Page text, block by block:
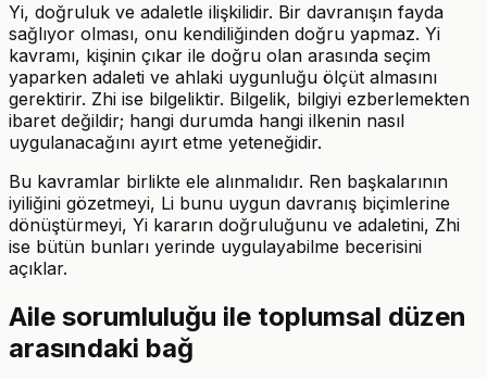
Yi, doğruluk ve adaletle ilişkilidir. Bir davranışın fayda
sağlıyor olması, onu kendiliğinden doğru yapmaz. Yi
kavramı, kişinin çıkar ile doğru olan arasında seçim
yaparken adaleti ve ahlaki uygunluğu ölçüt almasını
gerektirir. Zhi ise bilgeliktir. Bilgelik, bilgiyi ezberlemekten
ibaret değildir; hangi durumda hangi ilkenin nasıl
uygulanacağını ayırt etme yeteneğidir.
Bu kavramlar birlikte ele alınmalıdır. Ren başkalarının
iyiliğini gözetmeyi, Li bunu uygun davranış biçimlerine
dönüştürmeyi, Yi kararın doğruluğunu ve adaletini, Zhi
ise bütün bunları yerinde uygulayabilme becerisini
açıklar.
Aile sorumluluğu ile toplumsal düzen
arasındaki bağ